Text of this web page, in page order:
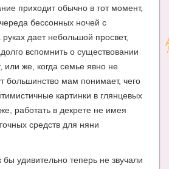
и веса ребенка
приходит обычно в тот момент,
бессонных ночей с
дает небольшой просвет,
вспомнить о существовании
или же, когда семье явно не
большинство мам понимает, чего
картинки в глянцевых
работать в декрете не имея
средств для няни
удивительно теперь не звучали